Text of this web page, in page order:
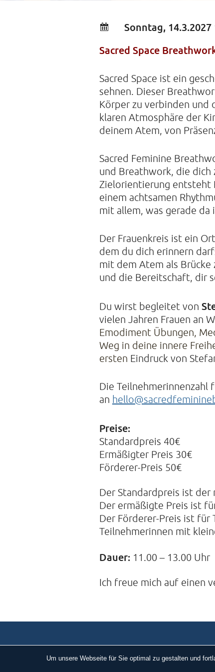
Sonntag, 14.3.2027
Sacred Space
Sacred Space ist ein
sehnen. Dieser
Körper zu verbinden und
klaren Atmosphäre der
deinem Atem, von
Sacred Feminine
und Breathwork, die dich
Zielorientierung entsteht
einem achtsamen
mit allem, was gerade da
Der Frauenkreis ist ein
dem du dich erinnern
mit dem Atem als
und die Bereitschaft, dir
Du wirst begleitet von
vielen Jahren Frauen an
Emodiment Übungen,
Weg in deine innere
ersten Eindruck von
Die Teilnehmerinnenzahl
an
Preise:
Standardpreis 40€
Ermäßigter Preis 30€
Förderer-Preis 50€
Der Standardpreis ist der
Der ermäßigte Preis ist
Der Förderer-Preis ist
Teilnehmerinnen mit
Dauer:11.00 – 13.00 Uhr
Ich freue mich auf einen
Um unsere Webseite für Sie optimal zu gestalten und